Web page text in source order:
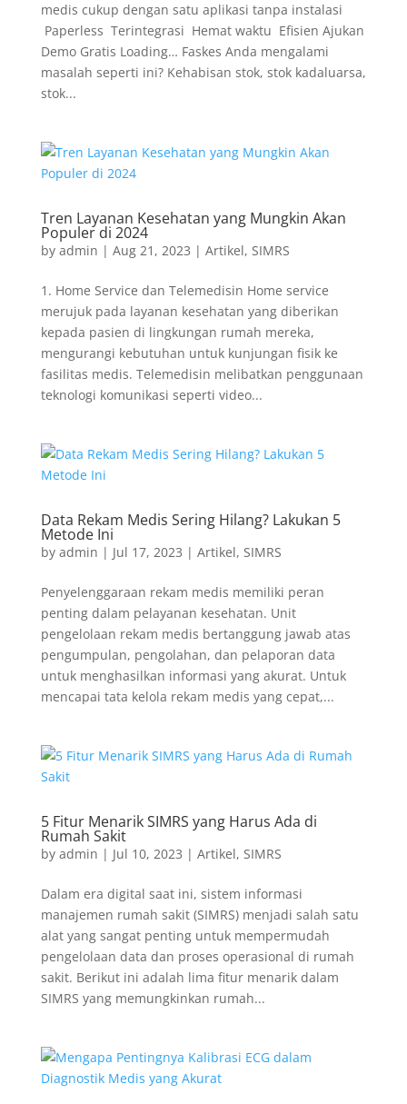
medis cukup dengan satu aplikasi tanpa instalasi
Paperless Terintegrasi Hemat waktu Efisien Ajukan
Demo Gratis Loading… Faskes Anda mengalami
masalah seperti ini? Kehabisan stok, stok kadaluarsa,
stok...
Tren Layanan Kesehatan yang Mungkin Akan
Populer di 2024
by admin | Aug 21, 2023 | Artikel, SIMRS
1. Home Service dan Telemedisin Home service
merujuk pada layanan kesehatan yang diberikan
kepada pasien di lingkungan rumah mereka,
mengurangi kebutuhan untuk kunjungan fisik ke
fasilitas medis. Telemedisin melibatkan penggunaan
teknologi komunikasi seperti video...
Data Rekam Medis Sering Hilang? Lakukan 5
Metode Ini
by admin | Jul 17, 2023 | Artikel, SIMRS
Penyelenggaraan rekam medis memiliki peran
penting dalam pelayanan kesehatan. Unit
pengelolaan rekam medis bertanggung jawab atas
pengumpulan, pengolahan, dan pelaporan data
untuk menghasilkan informasi yang akurat. Untuk
mencapai tata kelola rekam medis yang cepat,...
5 Fitur Menarik SIMRS yang Harus Ada di
Rumah Sakit
by admin | Jul 10, 2023 | Artikel, SIMRS
Dalam era digital saat ini, sistem informasi
manajemen rumah sakit (SIMRS) menjadi salah satu
alat yang sangat penting untuk mempermudah
pengelolaan data dan proses operasional di rumah
sakit. Berikut ini adalah lima fitur menarik dalam
SIMRS yang memungkinkan rumah...